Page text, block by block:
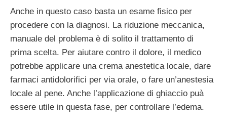
Anche in questo caso basta un esame fisico per
procedere con la diagnosi. La riduzione meccanica,
manuale del problema è di solito il trattamento di
prima scelta. Per aiutare contro il dolore, il medico
potrebbe applicare una crema anestetica locale, dare
farmaci antidolorifici per via orale, o fare un’anestesia
locale al pene. Anche l’applicazione di ghiaccio puà
essere utile in questa fase, per controllare l’edema.